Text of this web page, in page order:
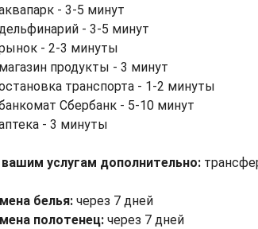
- 3-5 минут
- 3-5 минут
- 2-3 минуты
продукты - 3 минут
транспорта - 1-2 минуты
Сбербанк - 5-10 минут
- 3 минуты
услугам дополнительно:
белья: через 7 дней
полотенец: через 7 дней